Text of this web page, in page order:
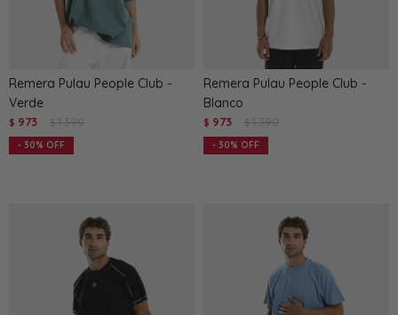
Remera Pulau People Club -
Verde
$ 973 $ 1.390
30
Remera Pulau People Club -
Blanco
$ 973 $ 1.390
30